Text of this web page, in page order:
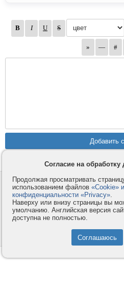
Контакты
Компания
Услуги
Как оплатить
© 2008-2026
Согласие на
Продолжая просматривать
использованием файлов «Cookie»
конфиденциальности «Privacy».
Наверху или внизу страницы вы
умолчанию. Английская версия
доступна не полностью.